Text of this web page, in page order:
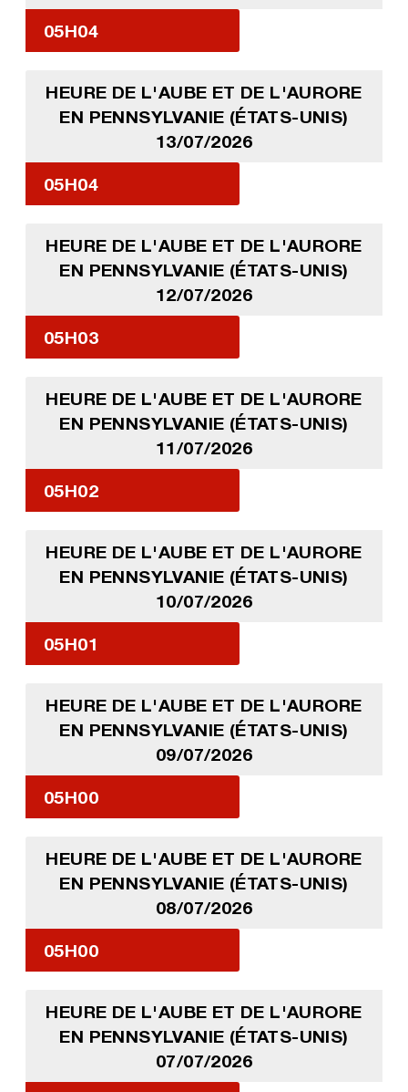
05H04
HEURE DE L'AUBE ET DE L'AURORE
EN PENNSYLVANIE (ÉTATS-UNIS)
13/07/2026
05H04
HEURE DE L'AUBE ET DE L'AURORE
EN PENNSYLVANIE (ÉTATS-UNIS)
12/07/2026
05H03
HEURE DE L'AUBE ET DE L'AURORE
EN PENNSYLVANIE (ÉTATS-UNIS)
11/07/2026
05H02
HEURE DE L'AUBE ET DE L'AURORE
EN PENNSYLVANIE (ÉTATS-UNIS)
10/07/2026
05H01
HEURE DE L'AUBE ET DE L'AURORE
EN PENNSYLVANIE (ÉTATS-UNIS)
09/07/2026
05H00
HEURE DE L'AUBE ET DE L'AURORE
EN PENNSYLVANIE (ÉTATS-UNIS)
08/07/2026
05H00
HEURE DE L'AUBE ET DE L'AURORE
EN PENNSYLVANIE (ÉTATS-UNIS)
07/07/2026